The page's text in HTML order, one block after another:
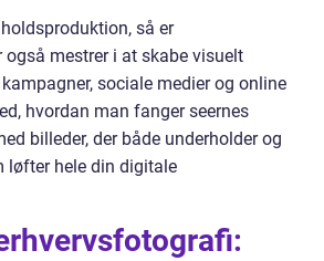
så er
mestrer i at skabe visuelt
sociale medier og online
hvordan man fanger seernes
billeder, der både underholder og
løfter hele din digitale